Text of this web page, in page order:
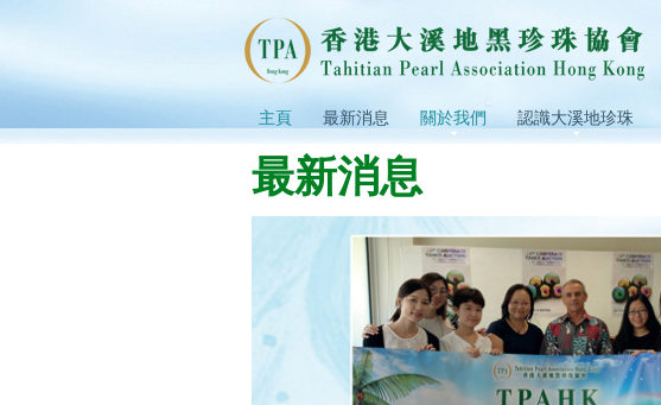
主頁 最新消息 關於我們 認識大溪地珍珠
最新消息